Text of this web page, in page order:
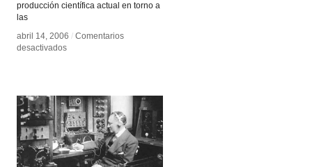
producción científica actual en torno a
las
abril 14, 2006 / Comentarios
desactivadosen
abril 14, 2006 / Comentarios
desactivadosen